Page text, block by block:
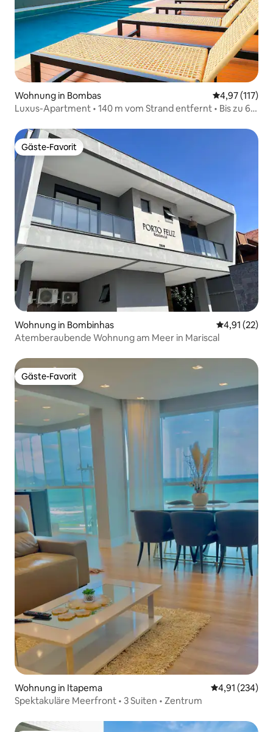
Wohnung in Bombas
4,97 (117)
Luxus-Apartment • 140 m vom Strand entfernt • Bis zu 6
Gäste-Favorit
Gäste-Favorit
Wohnung in Bombinhas
4,91 (22)
Atemberaubende Wohnung am Meer in Mariscal
Gäste-Favorit
Gäste-Favorit
Wohnung in Itapema
4,91 (234)
Spektakuläre Meerfront • 3 Suiten • Zentrum